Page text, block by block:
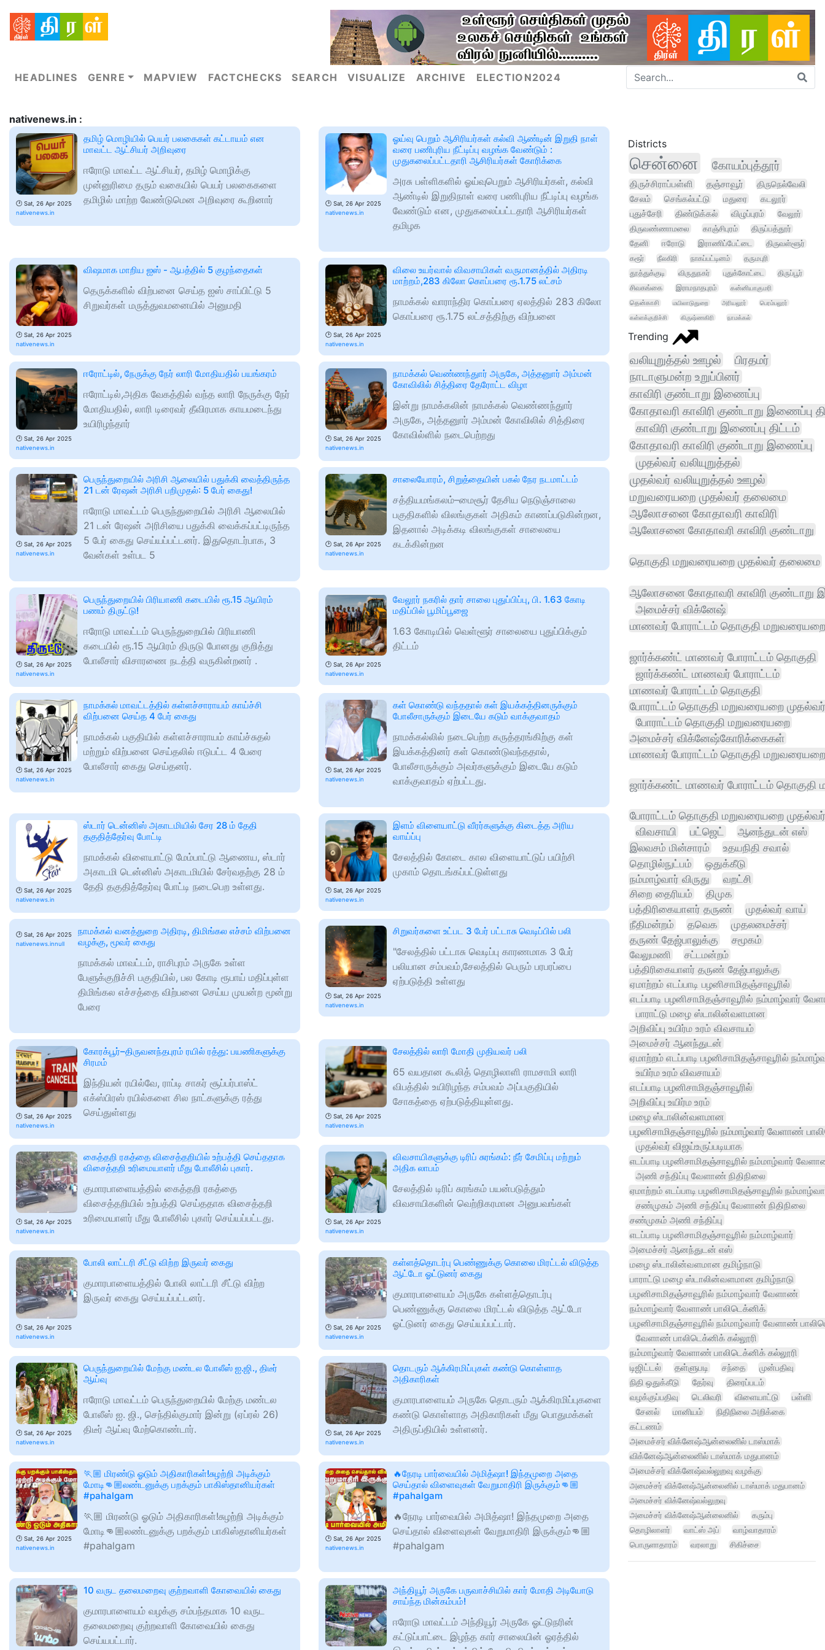
HEADLINES GENRE MAPVIEW FACTCHECKS SEARCH VISUALIZE ARCHIVE ELECTION2024
nativenews.in :
🕑 Sat, 26 Apr 2025
nativenews.in
தமிழ் மொழியில் பெயர் பலகைகள் கட்டாயம் என
மாவட்ட ஆட்சியர் அறிவுரை
ஈரோடு மாவட்ட ஆட்சியர், தமிழ் மொழிக்கு
முன்னுரிமை தரும் வகையில் பெயர் பலகைகளை
தமிழில் மாற்ற வேண்டுமென அறிவுரை கூறினார்
🕑 Sat, 26 Apr 2025
nativenews.in
ஓய்வு பெறும் ஆசிரியர்கள் கல்வி ஆண்டின் இறுதி நாள்
வரை பணிபுரிய நீட்டிப்பு வழங்க வேண்டும் :
முதுகலைப்பட்டதாரி ஆசிரியர்கள் கோரிக்கை
அரசு பள்ளிகளில் ஓய்வுபெறும் ஆசிரியர்கள், கல்வி
ஆண்டில் இறுதிநாள் வரை பணிபுரிய நீட்டிப்பு வழங்க
வேண்டும் என, முதுகலைப்பட்டதாரி ஆசிரியர்கள்
தமிழக
🕑 Sat, 26 Apr 2025
nativenews.in
விஷமாக மாறிய ஐஸ் - ஆபத்தில் 5 குழந்தைகள்
தெருக்களில் விற்பனை செய்த ஐஸ் சாப்பிட்டு 5
சிறுவர்கள் மருத்துவமனையில் அனுமதி
🕑 Sat, 26 Apr 2025
nativenews.in
விலை உயர்வால் விவசாயிகள் வருமானத்தில் அதிரடி
மாற்றம்,283 கிலோ கொப்பரை ரூ.1.75 லட்சம்
நாமக்கல் வாராந்திர கொப்பரை ஏலத்தில் 283 கிலோ
கொப்பரை ரூ.1.75 லட்சத்திற்கு விற்பனை
🕑 Sat, 26 Apr 2025
nativenews.in
ஈரோட்டில், நேருக்கு நேர் லாரி மோதியதில் பயங்கரம்
ஈரோட்டில்,அதிக வேகத்தில் வந்த லாரி நேருக்கு நேர்
மோதியதில், லாரி டிரைவர் தீவிரமாக காயமடைந்து
உயிரிழந்தார்
🕑 Sat, 26 Apr 2025
nativenews.in
நாமக்கல் வெண்ணந்துார் அருகே, அத்தனுார் அம்மன்
கோவிலில் சித்திரை தேரோட்ட விழா
இன்று நாமக்கலின் நாமக்கல் வெண்ணந்துார்
அருகே, அத்தனுார் அம்மன் கோவிலில் சித்திரை
கோவில்ளில் நடைபெற்றது
🕑 Sat, 26 Apr 2025
nativenews.in
பெருந்துறையில் அரிசி ஆலையில் பதுக்கி வைத்திருந்த
21 டன் ரேஷன் அரிசி பறிமுதல்: 5 பேர் கைது!
ஈரோடு மாவட்டம் பெருந்துறையில் அரிசி ஆலையில்
21 டன் ரேஷன் அரிசியை பதுக்கி வைக்கப்பட்டிருந்த
5 பேர் கைது செய்யப்பட்டனர். இதுதொடர்பாக, 3
வேன்கள் உள்பட 5
🕑 Sat, 26 Apr 2025
nativenews.in
சாலையோரம், சிறுத்தையின் பகல் நேர நடமாட்டம்
சத்தியமங்கலம்–மைசூர் தேசிய நெடுஞ்சாலை
பகுதிகளில் விலங்குகள் அதிகம் காணப்படுகின்றன,
இதனால் அடிக்கடி விலங்குகள் சாலையை
கடக்கின்றன
🕑 Sat, 26 Apr 2025
nativenews.in
பெருந்துறையில் பிரியாணி கடையில் ரூ.15 ஆயிரம்
பணம் திருட்டு!
ஈரோடு மாவட்டம் பெருந்துறையில் பிரியாணி
கடையில் ரூ.15 ஆயிரம் திருடு போனது குறித்து
போலீசார் விசாரணை நடத்தி வருகின்றனர் .
🕑 Sat, 26 Apr 2025
nativenews.in
வேலூர் நகரில் தார் சாலை புதுப்பிப்பு, பி. 1.63 கோடி
மதிப்பில் பூமிப்பூஜை
1.63 கோடியில் வெள்ளூர் சாலையை புதுப்பிக்கும்
திட்டம்
🕑 Sat, 26 Apr 2025
nativenews.in
நாமக்கல் மாவட்டத்தில் கள்ளச்சாராயம் காய்ச்சி
விற்பனை செய்த 4 பேர் கைது
நாமக்கல் பகுதியில் கள்ளச்சாராயம் காய்ச்சுதல்
மற்றும் விற்பனை செய்தலில் ஈடுபட்ட 4 பேரை
போலீசார் கைது செய்தனர்.
🕑 Sat, 26 Apr 2025
nativenews.in
கள் கொண்டு வந்ததால் கள் இயக்கத்தினருக்கும்
போலீசாருக்கும் இடையே கடும் வாக்குவாதம்
நாமக்கல்லில் நடைபெற்ற கருத்தரங்கிற்கு கள்
இயக்கத்தினர் கள் கொண்டுவந்ததால்,
போலீசாருக்கும் அவர்களுக்கும் இடையே கடும்
வாக்குவாதம் ஏற்பட்டது.
🕑 Sat, 26 Apr 2025
nativenews.in
ஸ்டார் டென்னிஸ் அகாடமியில் சேர 28 ம் தேதி
தகுதித்தேர்வு போட்டி
நாமக்கல் விளையாட்டு மேம்பாட்டு ஆணைய, ஸ்டார்
அகாடமி டென்னிஸ் அகாடமியில் சேர்வதற்கு 28 ம்
தேதி தகுதித்தேர்வு போட்டி நடைபெற உள்ளது.
🕑 Sat, 26 Apr 2025
nativenews.in
இளம் விளையாட்டு வீரர்களுக்கு கிடைத்த அரிய
வாய்ப்பு
சேலத்தில் கோடை கால விளையாட்டுப் பயிற்சி
முகாம் தொடங்கப்பட்டுள்ளது
🕑 Sat, 26 Apr 2025
nativenews.innull
நாமக்கல் வனத்துறை அதிரடி, திமிங்கல எச்சம் விற்பனை
வழக்கு, மூவர் கைது
நாமக்கல் மாவட்டம், ராசிபுரம் அருகே உள்ள
பேளுக்குறிச்சி பகுதியில், பல கோடி ரூபாய் மதிப்புள்ள
திமிங்கல எச்சத்தை விற்பனை செய்ய முயன்ற மூன்று
பேரை
🕑 Sat, 26 Apr 2025
nativenews.in
சிறுவர்களை உட்பட 3 பேர் பட்டாசு வெடிப்பில் பலி
"சேலத்தில் பட்டாசு வெடிப்பு காரணமாக 3 பேர்
பலியான சம்பவம்,சேலத்தில் பெரும் பரபரப்பை
ஏற்படுத்தி உள்ளது
🕑 Sat, 26 Apr 2025
nativenews.in
கோரக்பூர்–திருவனந்தபுரம் ரயில் ரத்து: பயணிகளுக்கு
சிரமம்
இந்தியன் ரயில்வே, ராப்டி சாகர் சூப்பர்பாஸ்ட்
எக்ஸ்பிரஸ் ரயில்களை சில நாட்களுக்கு ரத்து
செய்துள்ளது
🕑 Sat, 26 Apr 2025
nativenews.in
சேலத்தில் லாரி மோதி முதியவர் பலி
65 வயதான கூலித் தொழிலாளி ராமசாமி லாரி
விபத்தில் உயிரிழந்த சம்பவம் அப்பகுதியில்
சோகத்தை ஏற்படுத்தியுள்ளது.
🕑 Sat, 26 Apr 2025
nativenews.in
கைத்தறி ரகத்தை விசைத்தறியில் உற்பத்தி செய்ததாக
விசைத்தறி உரிமையாளர் மீது போலீசில் புகார்.
குமாரபாளையத்தில் கைத்தறி ரகத்தை
விசைத்தறியில் உற்பத்தி செய்ததாக விசைத்தறி
உரிமையாளர் மீது போலீசில் புகார் செய்யப்பட்டது.
🕑 Sat, 26 Apr 2025
nativenews.in
விவசாயிகளுக்கு டிரிப் சுரங்கம்: நீர் சேமிப்பு மற்றும்
அதிக லாபம்
சேலத்தில் டிரிப் சுரங்கம் பயன்படுத்தும்
விவசாயிகளின் வெற்றிகரமான அனுபவங்கள்
🕑 Sat, 26 Apr 2025
nativenews.in
போலி லாட்டரி சீட்டு விற்ற இருவர் கைது
குமாரபாளையத்தில் போலி லாட்டரி சீட்டு விற்ற
இருவர் கைது செய்யப்பட்டனர்.
🕑 Sat, 26 Apr 2025
nativenews.in
கள்ளத்தொடர்பு பெண்ணுக்கு கொலை மிரட்டல் விடுத்த
ஆட்டோ ஓட்டுனர் கைது
குமாரபாளையம் அருகே கள்ளத்தொடர்பு
பெண்ணுக்கு கொலை மிரட்டல் விடுத்த ஆட்டோ
ஓட்டுனர் கைது செய்யப்பட்டார்.
🕑 Sat, 26 Apr 2025
nativenews.in
பெருந்துறையில் மேற்கு மண்டல போலீஸ் ஐ.ஜி., திடீர்
ஆய்வு
ஈரோடு மாவட்டம் பெருந்துறையில் மேற்கு மண்டல
போலீஸ் ஐ. ஜி., செந்தில்குமார் இன்று (ஏப்ரல் 26)
திடீர் ஆய்வு மேற்கொண்டார்.
🕑 Sat, 26 Apr 2025
nativenews.in
தொடரும் ஆக்கிரமிப்புகள் கண்டு கொள்ளாத
அதிகாரிகள்
குமாரபாளையம் அருகே தொடரும் ஆக்கிரமிப்புகளை
கண்டு கொள்ளாத அதிகாரிகள் மீது பொதுமக்கள்
அதிருப்தியில் உள்ளனர்.
🕑 Sat, 26 Apr 2025
nativenews.in
🏃🏼 மிரண்டு ஓடும் அதிகாரிகள்!சுழற்றி அடிக்கும்
மோடி👊🏼லண்டனுக்கு பறக்கும் பாகிஸ்தானியர்கள்
#pahalgam
🏃🏼 மிரண்டு ஓடும் அதிகாரிகள்!சுழற்றி அடிக்கும்
மோடி👊🏼லண்டனுக்கு பறக்கும் பாகிஸ்தானியர்கள்
#pahalgam
🕑 Sat, 26 Apr 2025
nativenews.in
🔥நேரடி பார்வையில் அமித்ஷா! இந்தமுறை அதை
செய்தால் விளைவுகள் வேறுமாதிரி இருக்கும்👊🏼
#pahalgam
🔥நேரடி பார்வையில் அமித்ஷா! இந்தமுறை அதை
செய்தால் விளைவுகள் வேறுமாதிரி இருக்கும்👊🏼
#pahalgam
10 வருட தலைமறைவு குற்றவாளி கோவையில் கைது
குமாரபாளையம் வழக்கு சம்பந்தமாக 10 வருட
தலைமறைவு குற்றவாளி கோவையில் கைது
செய்யபட்டார்.
அந்தியூர் அருகே பருவாச்சியில் கார் மோதி அடியோடு
சாய்ந்த மின்கம்பம்!
ஈரோடு மாவட்டம் அந்தியூர் அருகே ஓட்டுநரின்
கட்டுப்பாட்டை இழந்த கார் சாலையின் ஓரத்தில்
Districts
சென்னை கோயம்புத்தூர்
திருச்சிராப்பள்ளி தஞ்சாவூர்
திருநெல்வேலி
சேலம்
செங்கல்பட்டு மதுரை
கடலூர்
புதுச்சேரி
திண்டுக்கல் விழுப்புரம்
வேலூர்
திருவண்ணாமலை
காஞ்சிபுரம்
திருப்பத்தூர்
தேனி
ஈரோடு இராணிப்பேட்டை
திருவள்ளூர்
கரூர்
நீலகிரி நாகப்பட்டினம்
தருமபுரி
தூத்துக்குடி
விருதுநகர் புதுக்கோட்டை
திருப்பூர்
சிவகங்கை
இராமநாதபுரம் கன்னியாகுமரி
தென்காசி மயிலாடுதுறை அரியலூர்
பெரம்பலூர்
கள்ளக்குறிச்சி
கிருஷ்ணகிரி நாமக்கல்
Trending
வலியுறுத்தல் ஊழல் பிரதமர்
நாடாளுமன்ற உறுப்பினர்
காவிரி குண்டாறு இணைப்பு
கோதாவரி காவிரி குண்டாறு இணைப்பு
காவிரி குண்டாறு இணைப்பு திட்டம்
கோதாவரி காவிரி குண்டாறு இணைப்பு
முதல்வர் வலியுறுத்தல்
முதல்வர் வலியுறுத்தல் ஊழல்
மறுவரையறை முதல்வர் தலைமை
ஆலோசனை கோதாவரி காவிரி
ஆலோசனை கோதாவரி காவிரி குண்டாறு
தொகுதி மறுவரையறை முதல்வர் தலைமை
ஆலோசனை கோதாவரி காவிரி குண்டாறு
அமைச்சர் விக்னேஷ்
மாணவர் போராட்டம் தொகுதி மறுவரையறை
ஜார்க்கண்ட் மாணவர் போராட்டம் தொகுதி
ஜார்க்கண்ட் மாணவர் போராட்டம்
மாணவர் போராட்டம் தொகுதி
போராட்டம் தொகுதி மறுவரையறை
போராட்டம் தொகுதி மறுவரையறை
அமைச்சர் விக்னேஷ்கோரிக்கைகள்
மாணவர் போராட்டம் தொகுதி
ஜார்க்கண்ட் மாணவர் போராட்டம் தொகுதி
போராட்டம் தொகுதி மறுவரையறை முதல்வர்
விவசாயி
பட்ஜெட்
ஆனந்துடன் எஸ்
இலவசம் மின்சாரம்
உதயநிதி சவால்
தொழில்நுட்பம்
ஒதுக்கீடு
நம்மாழ்வார் விருது
வறட்சி
சிறை தைரியம்
திமுக
பத்திரிகையாளர் தருண்
முதல்வர் வாய்
நீதிமன்றம்
தவெக
முதலமைச்சர்
தருண் தேஜ்பாலுக்கு
சமூகம்
வேலுமணி
சட்டமன்றம்
பத்திரிகையாளர் தருண் தேஜ்பாலுக்கு
ஏமாற்றம் எடப்பாடி பழனிசாமிதஞ்சாவூரில்
எடப்பாடி பழனிசாமிதஞ்சாவூரில் நம்மாழ்வார்
பாராட்டு மழை ஸ்டாலின்வளமான
அறிவிப்பு உயிர்ம உரம் விவசாயம்
அமைச்சர் ஆனந்துடன்
ஏமாற்றம் எடப்பாடி பழனிசாமிதஞ்சாவூரில்
உயிர்ம உரம் விவசாயம்
எடப்பாடி பழனிசாமிதஞ்சாவூரில்
அறிவிப்பு உயிர்ம உரம்
மழை ஸ்டாலின்வளமான
பழனிசாமிதஞ்சாவூரில் நம்மாழ்வார் வேளாண்
முதல்வர் விஜய்உருப்படியாக
எடப்பாடி பழனிசாமிதஞ்சாவூரில் நம்மாழ்வார்
அணி சந்திப்பு வேளாண் நிதிநிலை
ஏமாற்றம் எடப்பாடி பழனிசாமிதஞ்சாவூரில்
சண்முகம் அணி சந்திப்பு வேளாண் நிதிநிலை
சண்முகம் அணி சந்திப்பு
எடப்பாடி பழனிசாமிதஞ்சாவூரில் நம்மாழ்வார்
அமைச்சர் ஆனந்துடன் எஸ்
மழை ஸ்டாலின்வளமான தமிழ்நாடு
பாராட்டு மழை ஸ்டாலின்வளமான தமிழ்நாடு
பழனிசாமிதஞ்சாவூரில் நம்மாழ்வார் வேளாண்
நம்மாழ்வார் வேளாண் பாலிடெக்னிக்
பழனிசாமிதஞ்சாவூரில் நம்மாழ்வார் வேளாண்
வேளாண் பாலிடெக்னிக் கல்லூரி
நம்மாழ்வார் வேளாண் பாலிடெக்னிக் கல்லூரி
டிஜிட்டல்
தள்ளுபடி சந்தை
முன்பதிவு
நிதி ஒதுக்கீடு
தேர்வு
திரைப்படம்
வழக்குப்பதிவு
டெலிவரி விளையாட்டு பள்ளி
சேனல் மானியம்
நிதிநிலை அறிக்கை
கட்டணம்
அமைச்சர் விக்னேஷ்ஆன்லைனில் டாஸ்மாக்
விக்னேஷ்ஆன்லைனில் டாஸ்மாக் மதுபானம்
அமைச்சர் விக்னேஷ்வல்லுறவு வழக்கு
அமைச்சர் விக்னேஷ்ஆன்லைனில் டாஸ்மாக் மதுபானம்
அமைச்சர் விக்னேஷ்வல்லுறவு
அமைச்சர் விக்னேஷ்ஆன்லைனில்
கரும்பு
தொழிலாளர்
வாட்ஸ் அப்
வாழ்வாதாரம்
பொருளாதாரம்
வரலாறு சிகிச்சை